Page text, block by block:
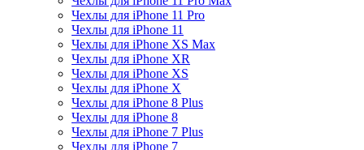
Чехлы для iPhone 11 Pro
Чехлы для iPhone 11
Чехлы для iPhone XS Max
Чехлы для iPhone XR
Чехлы для iPhone XS
Чехлы для iPhone X
Чехлы для iPhone 8 Plus
Чехлы для iPhone 8
Чехлы для iPhone 7 Plus
Чехлы для iPhone 7